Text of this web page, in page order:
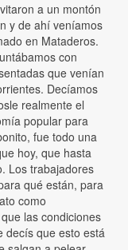
a un montón
y de ahí veníamos
en Mataderos.
con
que venían
Decíamos
realmente el
popular para
fue todo una
hoy, que hasta
Los trabajadores
qué están, para
como
las condiciones
decís que esto está